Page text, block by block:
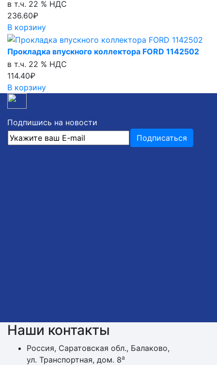
в т.ч. 22 % НДС
236.60₽
В корзину
Прокладка впускного коллектора FORD 1142502
в т.ч. 22 % НДС
114.40₽
В корзину
Подпишись на новости
Наши контакты
Россия, Саратовская обл., Балаково,
ул. Транспортная, дом. 8а